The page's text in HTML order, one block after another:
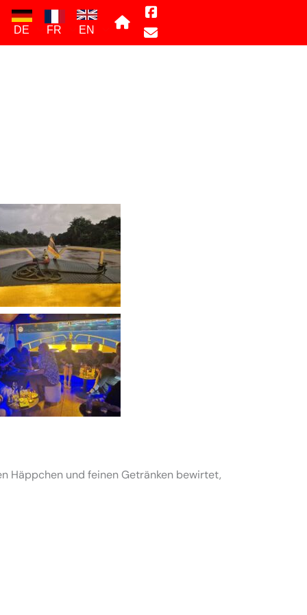
DE FR EN
Häppchen und feinen Getränken bewirtet,